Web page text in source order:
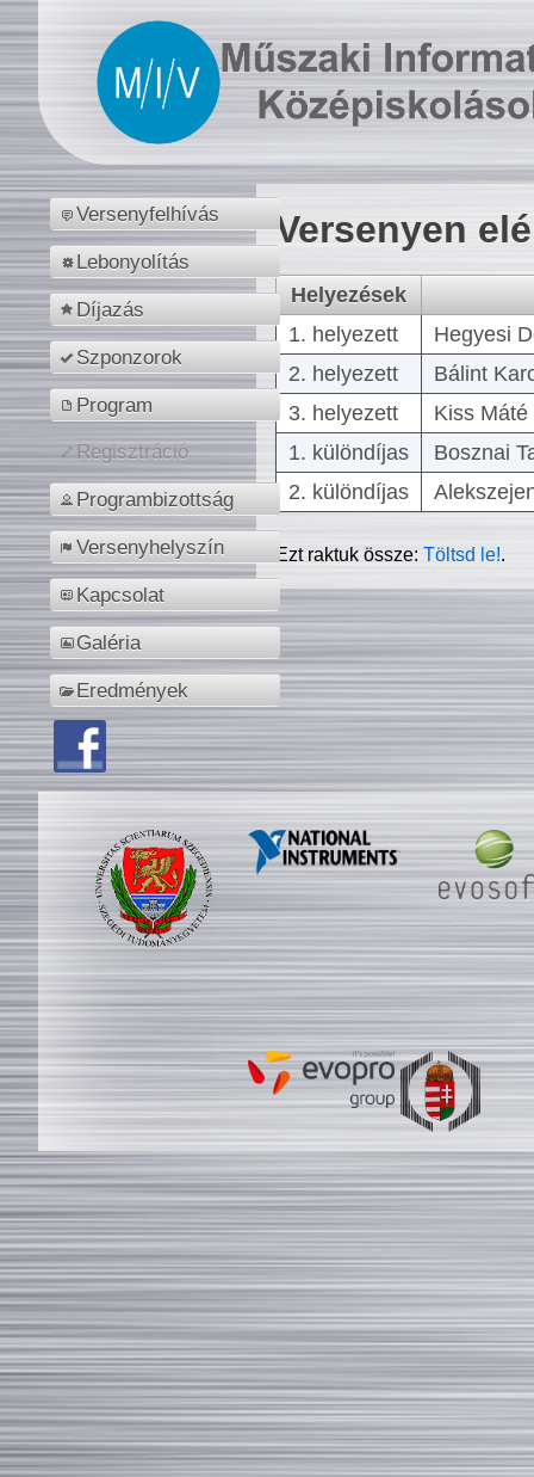
Versenyfelhívás
Lebonyolítás
Díjazás
Szponzorok
Program
Regisztráció
Programbizottság
Versenyhelyszín
Kapcsolat
Galéria
Eredmények
Versenyen
Helyezések
1. helyezett
Hegyesi
2. helyezett
Bálint
3. helyezett
Kiss
1. különdíjas
Bosznai
2. különdíjas
Ezt raktuk össze:Töltsd le!.